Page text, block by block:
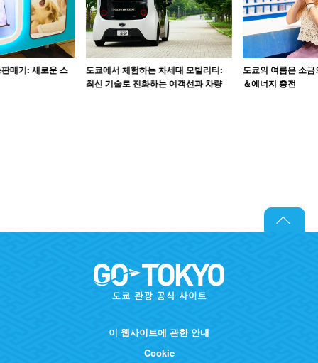
매기: 새로운 스
도쿄에서 체험하는 차세대 모빌리티:
최신 기술로 진화하는 여객선과 차량
도쿄의 여름은 소
＆에너지 충전
이 웹사이트에 관한 안내
Cookie